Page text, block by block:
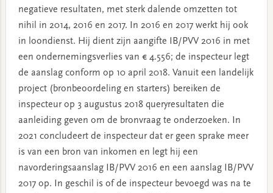
negatieve resultaten, met sterk dalende omzetten tot
nihil in 2014, 2016 en 2017. In 2016 en 2017 werkt hij ook
in loondienst. Hij dient zijn aangifte IB/PVV 2016 in met
een ondernemingsverlies van € 4.556; de inspecteur legt
de aanslag conform op 10 april 2018. Vanuit een landelijk
project (bronbeoordeling en starters) bereiken de
inspecteur op 3 augustus 2018 queryresultaten die
aanleiding geven om de bronvraag te onderzoeken. In
2021 concludeert de inspecteur dat er geen sprake meer
is van een bron van inkomen en legt hij een
navorderingsaanslag IB/PVV 2016 en een aanslag IB/PVV
2017 op. In geschil is of de inspecteur bevoegd was na te